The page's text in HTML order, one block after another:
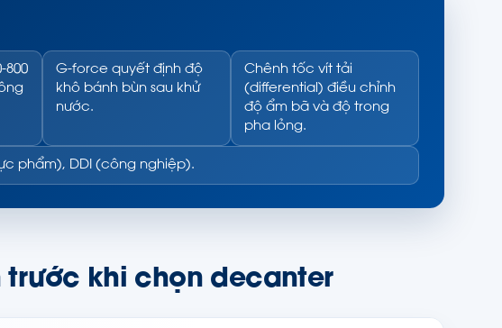
800
G-force quyết định độ
khô bánh bùn sau khử
nước.
Chênh tốc vít tải
(differential) điều chỉnh
độ ẩm bã và độ trong
pha lỏng.
phẩm), DDI (công nghiệp).
trước khi chọn decanter